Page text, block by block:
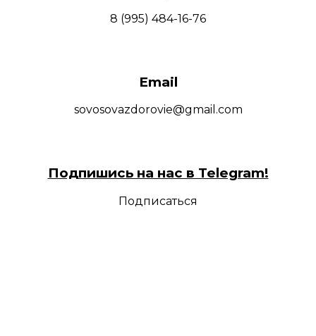
8 (995) 484-16-76
Email
sovosovazdorovie@gmail.com
Подпишись на нас в Telegram!
Подписаться